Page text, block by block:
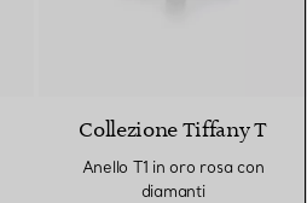
Collezione Tiffany T
Anello T1 in oro rosa con
diamanti